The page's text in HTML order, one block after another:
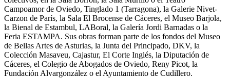
Campoamor de Oviedo, Tinglado 1 (Tarragona), la Galerie Nivet-
Carzon de París, la Sala El Brocense de Cáceres, el Museo Barjola,
la Bienal de Estambul, LABoral, la Galería Jordi Barnadas o la
Feria ESTAMPA. Sus obras forman parte de los fondos del Museo
de Bellas Artes de Asturias, la Junta del Principado, DKV, la
Colección Masaveu, Cajastur, El Corte Inglés, la Diputación de
Cáceres, el Colegio de Abogados de Oviedo, Reny Picot, la
Fundación Alvargonzález o el Ayuntamiento de Cudillero.